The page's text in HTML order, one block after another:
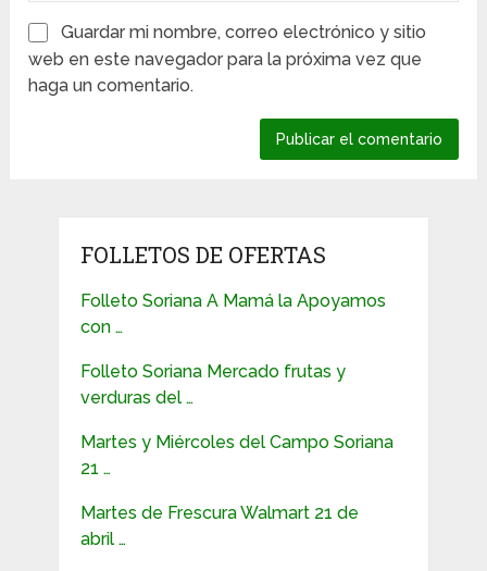
Guardar mi nombre, correo electrónico y sitio
web en este navegador para la próxima vez que
haga un comentario.
FOLLETOS DE OFERTAS
Folleto Soriana A Mamá la Apoyamos
con …
Folleto Soriana Mercado frutas y
verduras del …
Martes y Miércoles del Campo Soriana
21 …
Martes de Frescura Walmart 21 de
abril …